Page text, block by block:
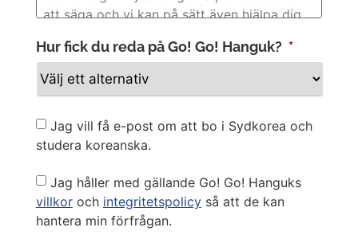
Hur fick du reda på Go! Go! Hanguk? *
Newsletter
Jag vill få e-post om att bo i Sydkorea och
studera koreanska.
Privacy
Policy
Jag håller med gällande Go! Go! Hanguks
villkoroch integritetspolicyså att de kan
hantera min förfrågan.